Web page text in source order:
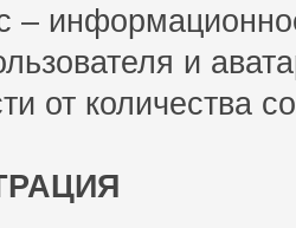
–
и
от количества